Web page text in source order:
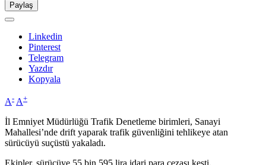
Paylaş
Linkedin
Pinterest
Telegram
Yazdır
Kopyala
A- A+
İl Emniyet Müdürlüğü Trafik Denetleme birimleri, Sanayi
Mahallesi’nde drift yaparak trafik güvenliğini tehlikeye atan
sürücüyü suçüstü yakaladı.